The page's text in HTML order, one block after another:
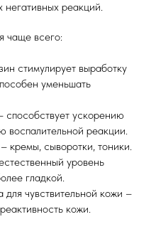
негативных реакций.
чаще всего:
стимулирует выработку
уменьшать
ускорению
воспалительной реакции.
кремы, сыворотки, тоники.
уровень
гладкой.
чувствительной кожи –
кожи.